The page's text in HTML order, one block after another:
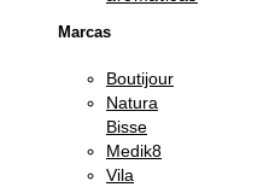
Marcas
Boutijour
Natura
Bisse
Medik8
Vila